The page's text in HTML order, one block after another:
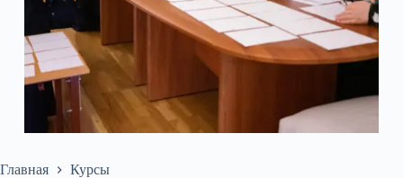
Главная
Курсы